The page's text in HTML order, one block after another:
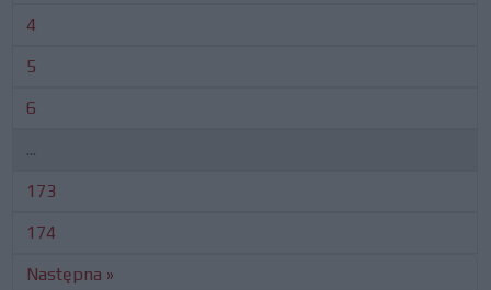
4
5
6
...
173
174
Następna »